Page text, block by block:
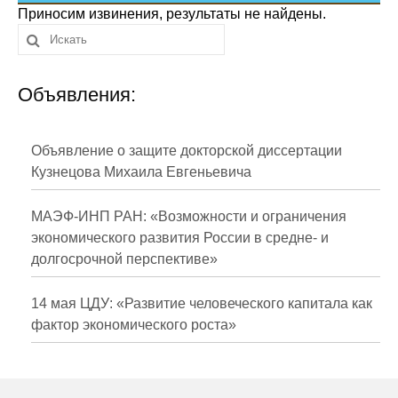
Сотрудники
Отчетность
Противодействие коррупции
Публикации
Научная жизнь
Издания
Проблемы прогнозирования
О журнале
Приносим извинения, результаты не найдены.
Объявления:
Объявление о защите докторской диссертации
Кузнецова Михаила Евгеньевича
МАЭФ-ИНП РАН: «Возможности и ограничения
экономического развития России в средне- и
долгосрочной перспективе»
14 мая ЦДУ: «Развитие человеческого капитала как
фактор экономического роста»